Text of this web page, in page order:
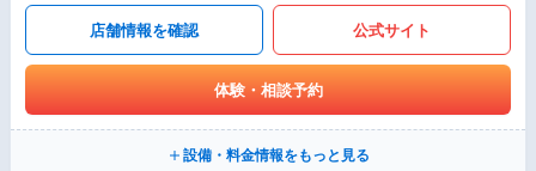
店舗情報を確認 公式サイト
体験・相談予約
設備・料金情報をもっと見る